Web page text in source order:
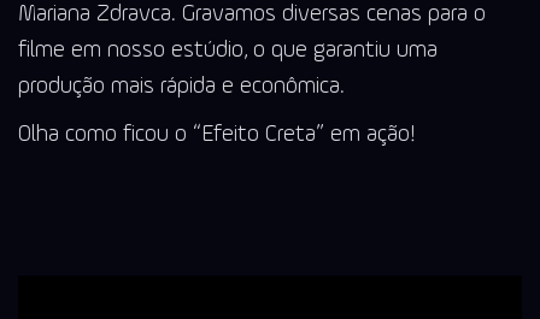
Mariana Zdravca. Gravamos diversas cenas para o
filme em nosso estúdio, o que garantiu uma
produção mais rápida e econômica.
Olha como ficou o “Efeito Creta” em ação!